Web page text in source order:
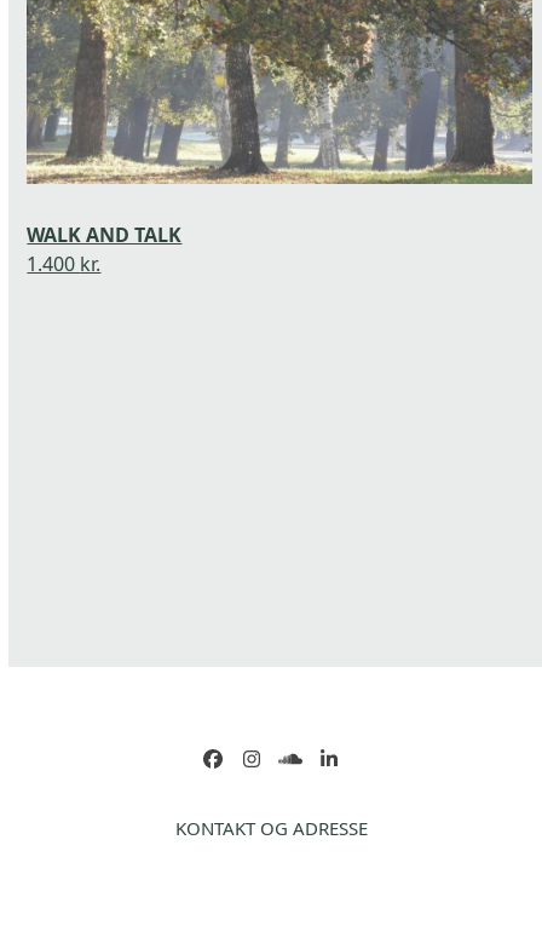
left
and
right
arrow
keys
to
access
carousel
navigation
WALK AND TALK
1.400 kr.
Facebook
Instagram
soundcloud
LinkedIn
KONTAKT OG ADRESSE